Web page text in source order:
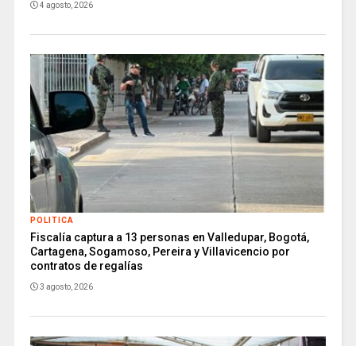
4 agosto, 2026
POLITICA
Fiscalía captura a 13 personas en Valledupar, Bogotá,
Cartagena, Sogamoso, Pereira y Villavicencio por
contratos de regalías
3 agosto, 2026